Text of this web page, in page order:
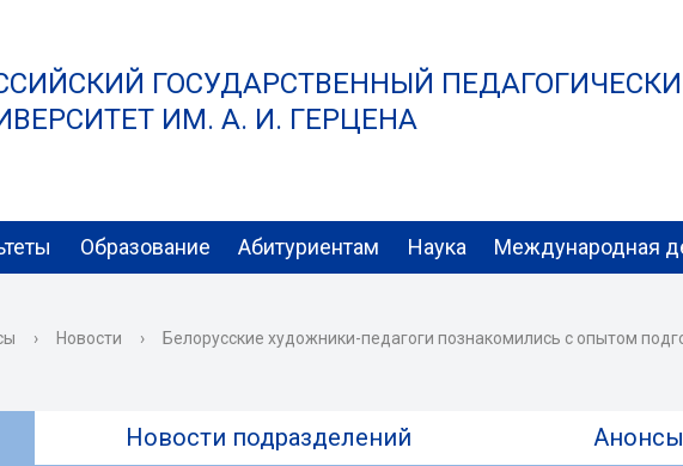
ГОСУДАРСТВЕННЫЙ
ИМ. А. И. ГЕРЦЕНА
Образование Абитуриентам Наука Международная
› Новости › Белорусские художники-педагоги познакомились с опытом
Новости подразделений